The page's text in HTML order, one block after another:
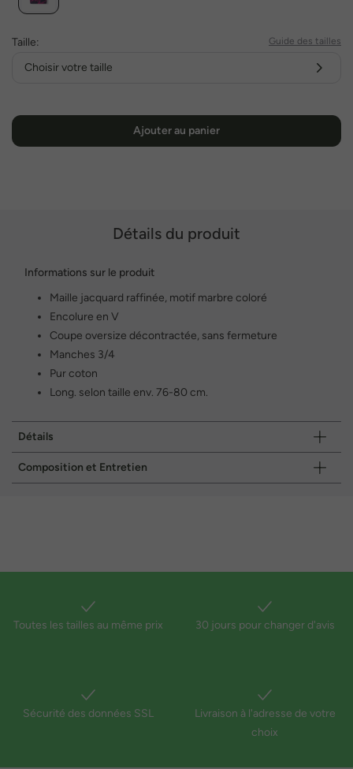
Taille: Guide des tailles
Choisir votre taille
Ajouter au panier
Détails du produit
Informations sur le produit
Maille jacquard raffinée, motif marbre coloré
Encolure en V
Coupe oversize décontractée, sans fermeture
Manches 3/4
Pur coton
Long. selon taille env. 76-80 cm.
Détails
Composition et Entretien
Toutes les tailles au même prix 30 jours pour changer d'avis
Sécurité des données SSL
Livraison à l'adresse de votre
choix